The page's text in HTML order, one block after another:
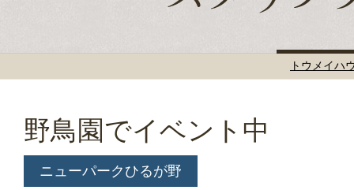
トウメイハ
野鳥園でイベント中
ニューパークひるが野